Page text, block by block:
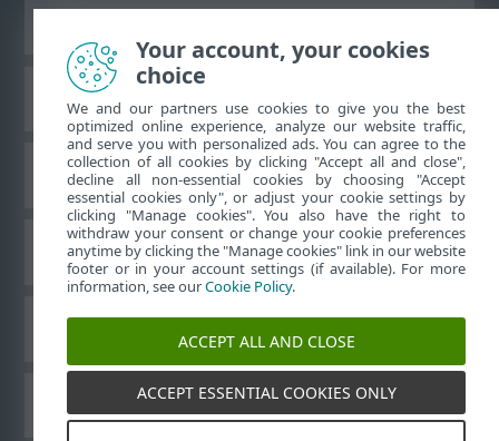
Databáza znalostí ESET
ESET Fórum
Technická podpora
Používateľské príručky ESET
Your account, your cookies
choice
We and our partners use cookies to give you the best
optimized online experience, analyze our website traffic,
and serve you with personalized ads. You can agree to the
collection of all cookies by clicking "Accept all and close",
decline all non-essential cookies by choosing "Accept
essential cookies only", or adjust your cookie settings by
clicking "Manage cookies". You also have the right to
withdraw your consent or change your cookie preferences
anytime by clicking the "Manage cookies" link in our website
footer or in your account settings (if available). For more
information, see ourCookie Policy.
ACCEPT ALL AND CLOSE
ACCEPT ESSENTIAL COOKIES ONLY